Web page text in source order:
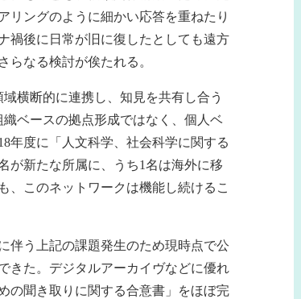
リングのように細かい応答を重ねたり
禍後に日常が旧に復したとしても遠方
なる検討が俟たれる。
横断的に連携し、知見を共有し合う
ベースの拠点形成ではなく、個人ベ
年度に「人文科学、社会科学に関する
が新たな所属に、うち1名は海外に移
、このネットワークは機能し続けるこ
伴う上記の課題発生のため現時点で公
きた。デジタルアーカイヴなどに優れ
の聞き取りに関する合意書」をほぼ完